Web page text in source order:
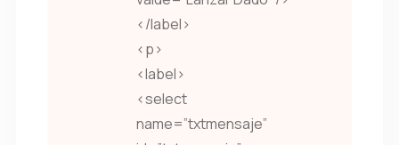
</label>
<p>
<label>
<select
name=”txtmensaje”